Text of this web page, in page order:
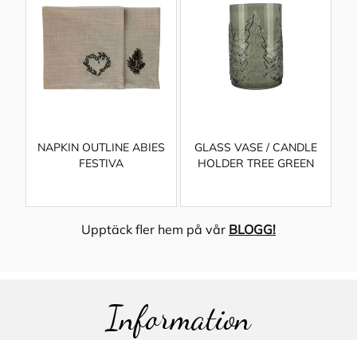
NAPKIN OUTLINE ABIES
FESTIVA
GLASS VASE / CANDLE
HOLDER TREE GREEN
Upptäck fler hem på vår BLOGG!
Information